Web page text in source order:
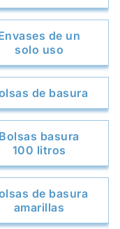
de un
solo uso
de basura
Bolsas basura
100 litros
de basura
amarillas